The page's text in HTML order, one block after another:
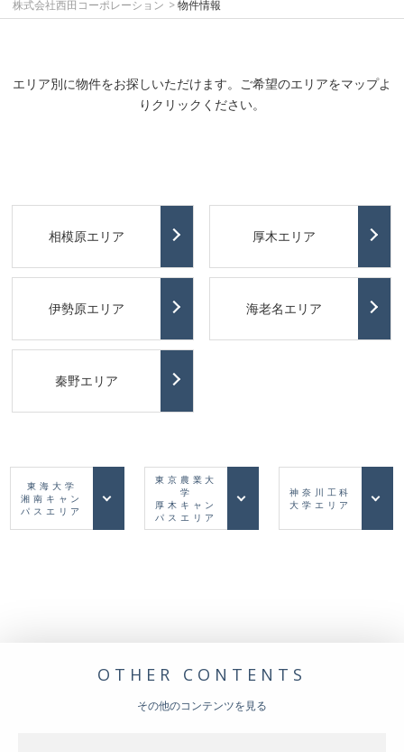
株式会社西田コーポレーション 物件情報
エリア別に物件をお探しいただけます。ご希望のエリアをマップよ
りクリックください。
相模原エリア
伊勢原エリア
秦野エリア
厚木エリア
海老名エリア
東海大学
湘南キャン
パスエリア
東京農業大
学
厚木キャン
パスエリア
神奈川工科
大学エリア
OTHER CONTENTS
その他のコンテンツを見る